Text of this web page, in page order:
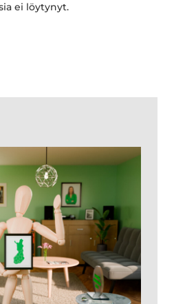
ei löytynyt.